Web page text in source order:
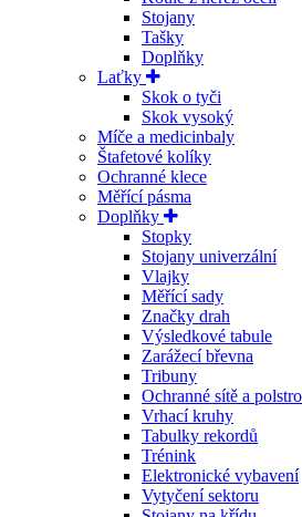
Stojany
Tašky
Doplňky
Laťky
Skok o tyči
Skok vysoký
Míče a medicinbaly
Štafetové kolíky
Ochranné klece
Měřící pásma
Doplňky
Stopky
Stojany univerzální
Vlajky
Měřící sady
Značky drah
Výsledkové tabule
Zarážecí břevna
Tribuny
Ochranné sítě a
Vrhací kruhy
Tabulky rekordů
Trénink
Elektronické vybavení
Vytyčení sektoru